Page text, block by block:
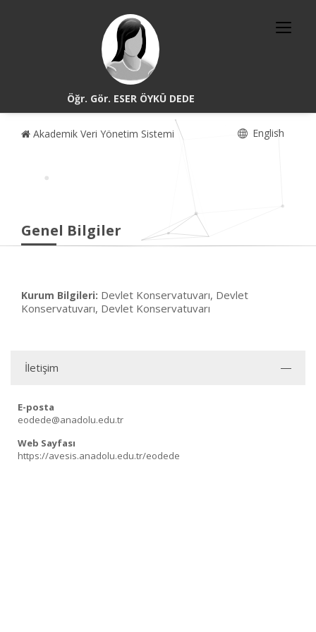
Öğr. Gör. ESER ÖYKÜ DEDE
Akademik Veri Yönetim Sistemi English
Genel Bilgiler
Kurum Bilgileri: Devlet Konservatuvarı, Devlet
Konservatuvarı, Devlet Konservatuvarı
İletişim
E-posta
eodede@anadolu.edu.tr
Web Sayfası
https://avesis.anadolu.edu.tr/eodede